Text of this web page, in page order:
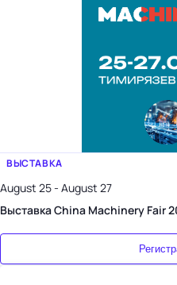
ВЫСТАВКА
August 25 - August 27
Выставка China Machinery Fair